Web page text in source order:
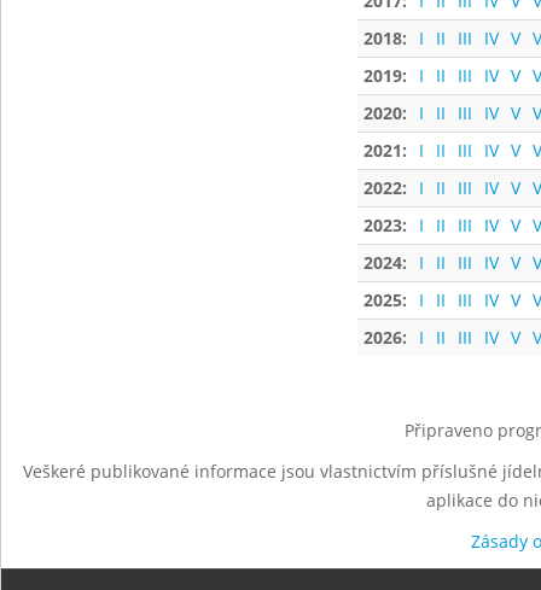
2018:
I II III IV V
2019:
I II III IV V
2020:
I II III IV V
2021:
I II III IV V
2022:
I II III IV V
2023:
I II III IV V
2024:
I II III IV V
2025:
I II III IV V
2026:
I II III IV V
Připraveno
Veškeré publikované informace jsou vlastnictvím příslušné
aplikace do
Zásady